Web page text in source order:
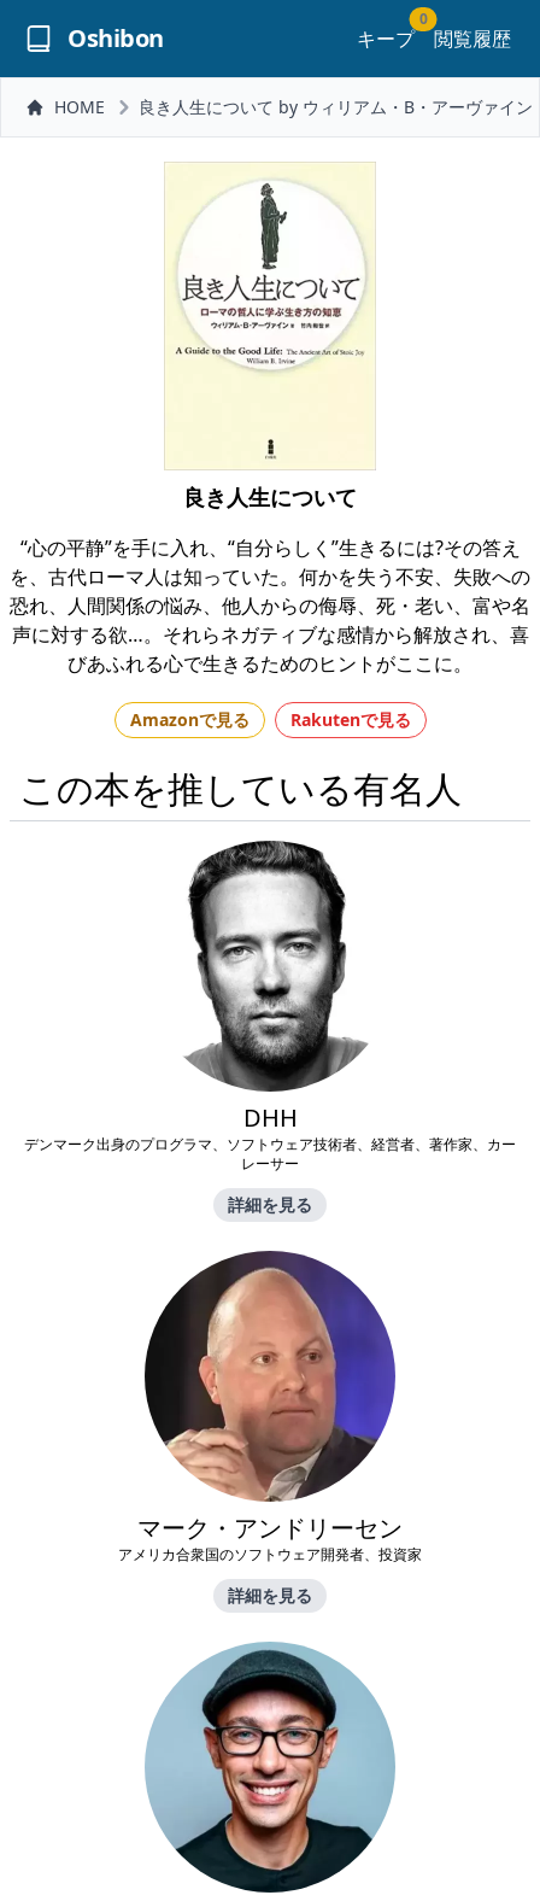
Oshibon キープ
0
閲覧履歴
HOME 良き人生について by ウィリアム・B・アーヴァイン
良き人生について
“心の平静”を手に入れ、“自分らしく”生きるには?その答え
を、古代ローマ人は知っていた。何かを失う不安、失敗への
恐れ、人間関係の悩み、他人からの侮辱、死・老い、富や名
声に対する欲…。それらネガティブな感情から解放され、喜
びあふれる心で生きるためのヒントがここに。
Amazonで見る Rakutenで見る
この本を推している有名人
DHH
デンマーク出身のプログラマ、ソフトウェア技術者、経営者、著作家、カー
レーサー
詳細を見る
マーク・アンドリーセン
アメリカ合衆国のソフトウェア開発者、投資家
詳細を見る